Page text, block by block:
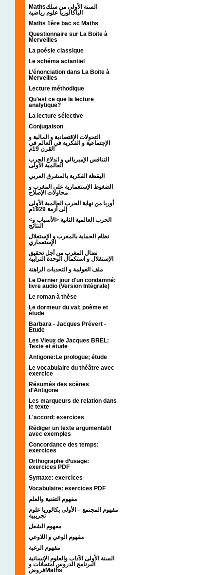
Mathsالسنة الأولى من سلك
الباكالوريا علوم رياضية
Maths 1ère bac sc Maths
Questionnaire sur La Boite à
Merveilles
La poésie classique
Le schéma actantiel
L’énonciation dans La Boite à
Merveilles
Lecture méthodique
Qu'est ce que la lecture
analytique?
La lecture sélective
Conjugaison
التحولات الإقتصادية و المالية و
الإجتماعية و الفكرية في العالم في
القرن 19م
التنافس الإمبريالي و اندلاع الحرب
العالمية الأولى
اليقظة الفكرية بالمشرق العربي
الضغوط الإستعمارية على المغرب و
محاولات الإصلاح
أوربا من نهاية الحرب العالمية الأولى
إلى أزمة 1929م
<الحرب العالمية الثانية <الأسباب و
النتائج
نظام الحماية بالمغرب و الإستغلال
الإستعماري
نضال المغرب من أجل تحقيق
الإستقلال و استكمال الوحدة الترابية
ملف العولمة و التحديات الراهنة
Le Dernier jour d'un condamné:
livre audio (Version Intégrale)
Le roman à thèse
Le dormeur du val; poème et
étude
Barbara - Jacques Prévert -
Etude
Les Vieux de Jacques BREL:
Texte et étude
Antigone:Le prologue; étude
Le vocabulaire du théâtre avec
exercice
Résumés des scènes
d’Antigone
Les marqueurs de relation dans
le texte
L'accord: exercices
Rédiger un texte argumentatif
avec exemples
Concordance des temps:
exercices
Orthographe d’usage:
exercices PDF
Syntaxe: exercices
Vocabulaire: exercices PDF
مفهوم التقنية والعلم
مفهوم المجتمع – الأولى بكالوريا علوم
تجريبية
مفهوم الشغل
مفهوم الوعي و اللاوعي
مفهوم الرغبة
السنة الأولى الآداب والعلوم الإنسانية
البرنامج الدروس امتحانات و
فروضMaths